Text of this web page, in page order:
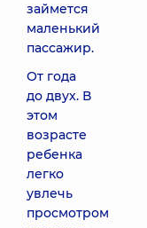
займется
маленький
пассажир.
От года
до двух. В
этом
возрасте
ребенка
легко
увлечь
просмотром